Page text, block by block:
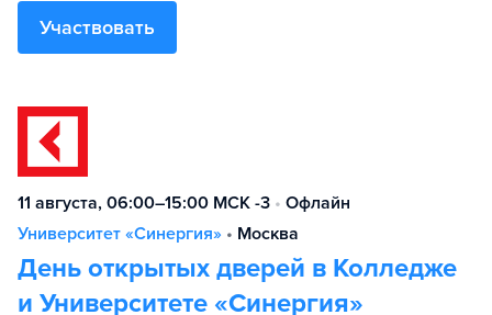
Участвовать
11 августа, 06:00–15:00 МСК -3 • Офлайн
Университет «Синергия» • Москва
День открытых дверей в Колледже
и Университете «Синергия»